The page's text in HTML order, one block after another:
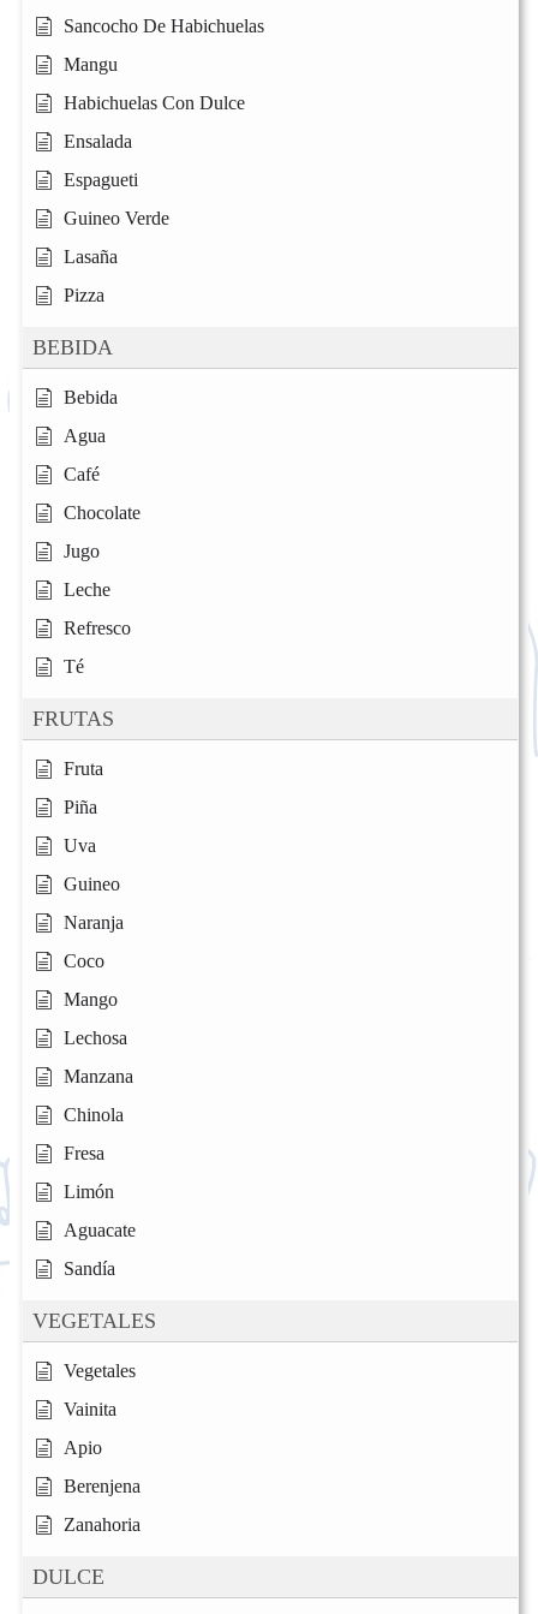
Sancocho De Habichuelas
Mangu
Habichuelas Con Dulce
Ensalada
Espagueti
Guineo Verde
Lasaña
Pizza
BEBIDA
Bebida
Agua
Café
Chocolate
Jugo
Leche
Refresco
Té
FRUTAS
Fruta
Piña
Uva
Guineo
Naranja
Coco
Mango
Lechosa
Manzana
Chinola
Fresa
Limón
Aguacate
Sandía
VEGETALES
Vegetales
Vainita
Apio
Berenjena
Zanahoria
DULCE